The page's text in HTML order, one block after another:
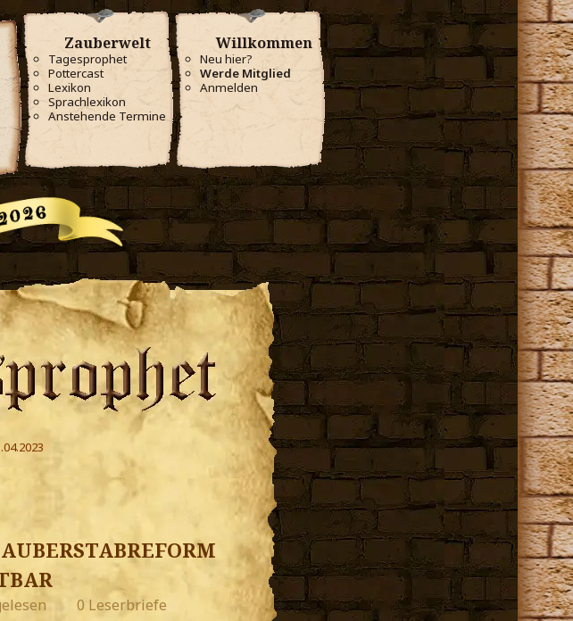
Zauberwelt
Tagesprophet
Pottercast
Lexikon
Sprachlexikon
Anstehende Termine
Willkommen
Neu hier?
Werde Mitglied
Anmelden
0 Leserbriefe